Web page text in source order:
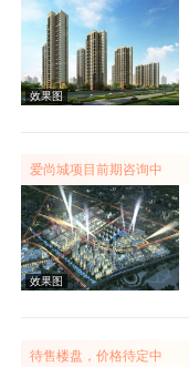
效果图
效果图
爱尚城项目前期咨询中
待售楼盘，价格待定中